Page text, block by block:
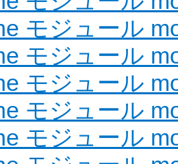
モジュール
モジュール
モジュール
モジュール
モジュール